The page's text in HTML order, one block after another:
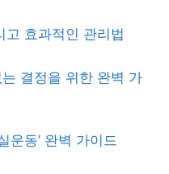
고 효과적인 관리법
결정을 위한 완벽 가
운동’ 완벽 가이드